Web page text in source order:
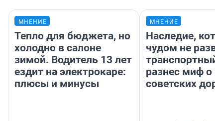
МНЕНИЕ
Тепло для бюджета, но
холодно в салоне
зимой. Водитель 13 лет
ездит на электрокаре:
плюсы и минусы
МНЕНИЕ
Наследие,
чудом не
транспортный
разнес миф о
советских